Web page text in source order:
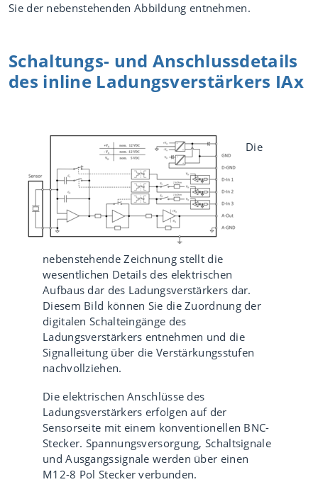
Sie der nebenstehenden Abbildung entnehmen.
Schaltungs- und Anschlussdetails
des inline Ladungsverstärkers IAx
Die
nebenstehende Zeichnung stellt die
wesentlichen Details des elektrischen
Aufbaus dar des Ladungsverstärkers dar.
Diesem Bild können Sie die Zuordnung der
digitalen Schalteingänge des
Ladungsverstärkers entnehmen und die
Signalleitung über die Verstärkungsstufen
nachvollziehen.
Die elektrischen Anschlüsse des
Ladungsverstärkers erfolgen auf der
Sensorseite mit einem konventionellen BNC-
Stecker. Spannungsversorgung, Schaltsignale
und Ausgangssignale werden über einen
M12-8 Pol Stecker verbunden.